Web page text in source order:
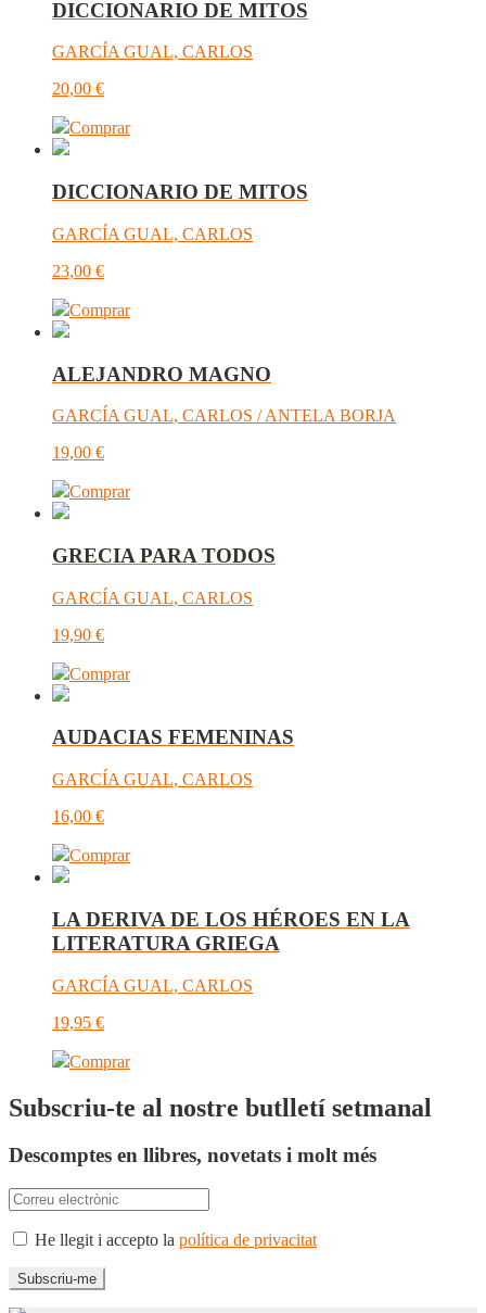
DICCIONARIO DE MITOS
GARCÍA GUAL, CARLOS
20,00 €
Comprar
DICCIONARIO DE MITOS
GARCÍA GUAL, CARLOS
23,00 €
Comprar
ALEJANDRO MAGNO
GARCÍA GUAL, CARLOS / ANTELA BORJA
19,00 €
Comprar
GRECIA PARA TODOS
GARCÍA GUAL, CARLOS
19,90 €
Comprar
AUDACIAS FEMENINAS
GARCÍA GUAL, CARLOS
16,00 €
Comprar
LA DERIVA DE LOS HÉROES EN LA
LITERATURA GRIEGA
GARCÍA GUAL, CARLOS
19,95 €
Comprar
Subscriu-te al nostre butlletí setmanal
Descomptes en llibres, novetats i molt més
He llegit i accepto la política de privacitat